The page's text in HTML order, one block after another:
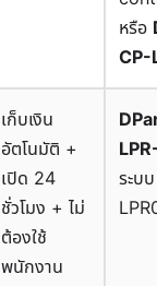
หรือ
CP-
เก็บเงิน
อัตโนมัติ +
เปิด 24
ชั่วโมง + ไม่
ต้องใช้
พนักงาน
ระบ